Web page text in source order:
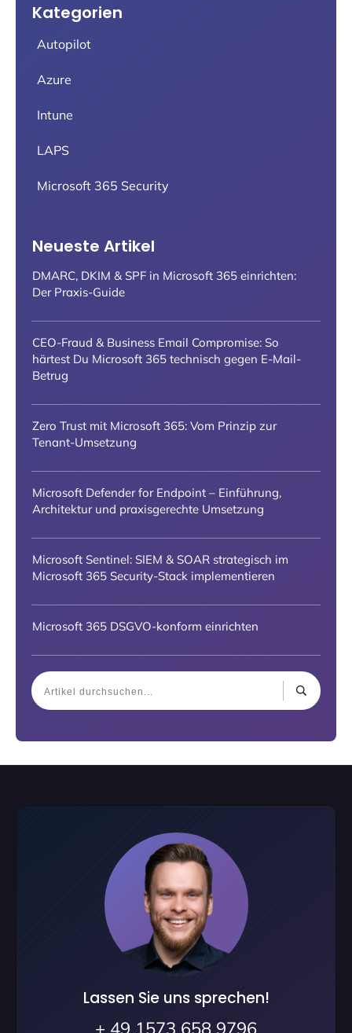
Kategorien
Autopilot
Azure
Intune
LAPS
Microsoft 365 Security
Neueste Artikel
DMARC, DKIM & SPF in Microsoft 365 einrichten:
Der Praxis-Guide
CEO-Fraud & Business Email Compromise: So
härtest Du Microsoft 365 technisch gegen E-Mail-
Betrug
Zero Trust mit Microsoft 365: Vom Prinzip zur
Tenant-Umsetzung
Microsoft Defender for Endpoint – Einführung,
Architektur und praxisgerechte Umsetzung
Microsoft Sentinel: SIEM & SOAR strategisch im
Microsoft 365 Security-Stack implementieren
Microsoft 365 DSGVO-konform einrichten
Lassen Sie uns sprechen!
+ 49 1573 658 9796